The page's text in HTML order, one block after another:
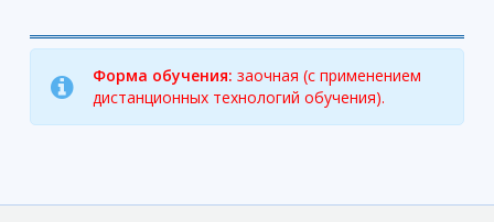
Форма обучения: заочная (с применением
дистанционных технологий обучения).